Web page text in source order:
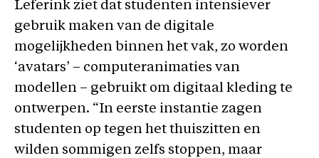
Leferink ziet dat studenten intensiever
gebruik maken van de digitale
mogelijkheden binnen het vak, zo worden
‘avatars’ – computeranimaties van
modellen – gebruikt om digitaal kleding te
ontwerpen. “In eerste instantie zagen
studenten op tegen het thuiszitten en
wilden sommigen zelfs stoppen, maar